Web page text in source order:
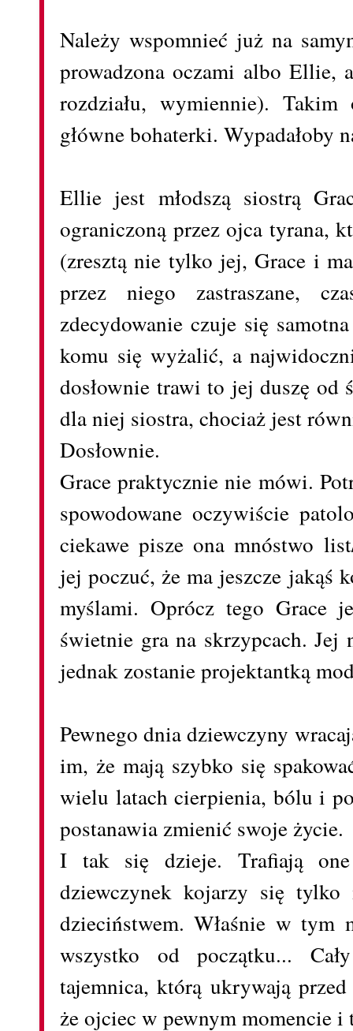
Należy wspomnieć już na
prowadzona oczami albo Ellie,
rozdziału, wymiennie).
główne bohaterki. Wypadałoby
Ellie jest młodszą siostrą
ograniczoną przez ojca tyrana,
(zresztą nie tylko jej, Grace i
przez niego zastraszane,
zdecydowanie czuje się
komu się wyżalić, a
dosłownie trawi to jej duszę od
dla niej siostra, chociaż jest
Dosłownie.
Grace praktycznie nie mówi.
spowodowane oczywiście
ciekawe pisze ona mnóstwo
jej poczuć, że ma jeszcze jakąś
myślami. Oprócz tego Grace
świetnie gra na skrzypcach. Jej
jednak zostanie projektantką
Pewnego dnia dziewczyny
im, że mają szybko się
wielu latach cierpienia, bólu i
postanawia zmienić swoje życie.
I tak się dzieje. Trafiają
dziewczynek kojarzy się
dzieciństwem. Właśnie w tym
wszystko od początku...
tajemnica, którą ukrywają
że ojciec w pewnym momencie i